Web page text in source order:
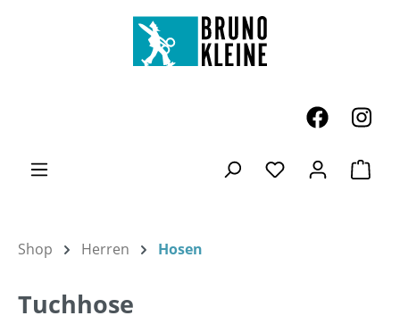
Zum Hauptinhalt springen
Du hast 0
Shop Herren Hosen
Tuchhose